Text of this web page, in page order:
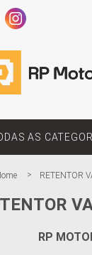
AS
RETENTOR
RP